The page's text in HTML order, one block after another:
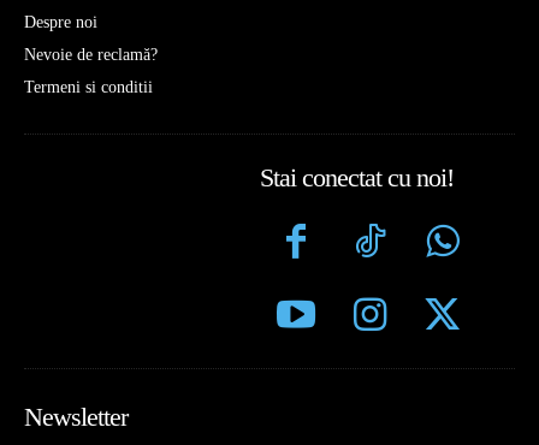
Despre noi
Nevoie de reclamă?
Termeni si conditii
Stai conectat cu noi!
Newsletter